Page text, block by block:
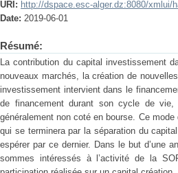
URI: http://dspace.esc-alger.dz:8080/xmlui/
Date: 2019-06-01
Résumé:
La contribution du capital investissement
nouveaux marchés, la création de
investissement intervient dans le
de financement durant son cycle de
généralement non coté en bourse. Ce
qui se terminera par la séparation du
espérer par ce dernier. Dans le but d’une
sommes intéressés à l’activité de la